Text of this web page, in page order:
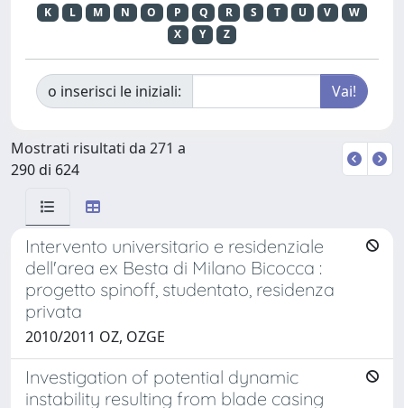
K
L M N O P Q R S T U V
W
X
Y Z
o inserisci le iniziali:
Mostrati risultati da 271 a
290 di 624
Intervento universitario e residenziale
dell'area ex Besta di Milano Bicocca :
progetto spinoff, studentato, residenza
privata
2010/2011 OZ, OZGE
Investigation of potential dynamic
instability resulting from blade casing